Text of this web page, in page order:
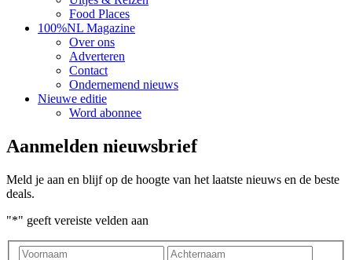
Food Places
100%NL Magazine
Over ons
Adverteren
Contact
Ondernemend nieuws
Nieuwe editie
Word abonnee
Aanmelden nieuwsbrief
Meld je aan en blijf op de hoogte van het laatste nieuws en de beste
deals.
"*" geeft vereiste velden aan
Voornaam